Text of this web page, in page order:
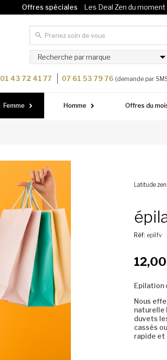
Offres spéciales Les Deal Zen du moment
01 43 72 41 77 07 61 53 79 76 (demande par
Recherche par marque
Femme Homme Offres du
Latitude
Réf: epilfv
Epilation
Nous
naturelle
duvets
cassés
rapide et